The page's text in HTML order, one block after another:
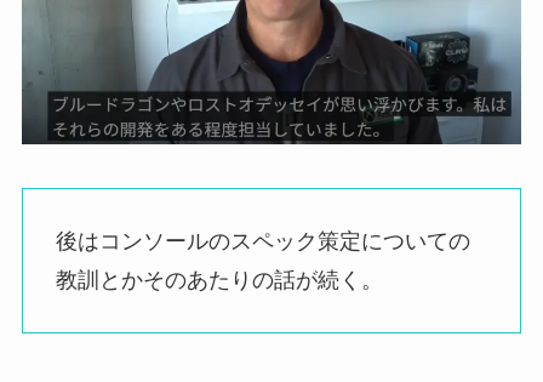
後はコンソールのスペック策定についての
教訓とかそのあたりの話が続く。